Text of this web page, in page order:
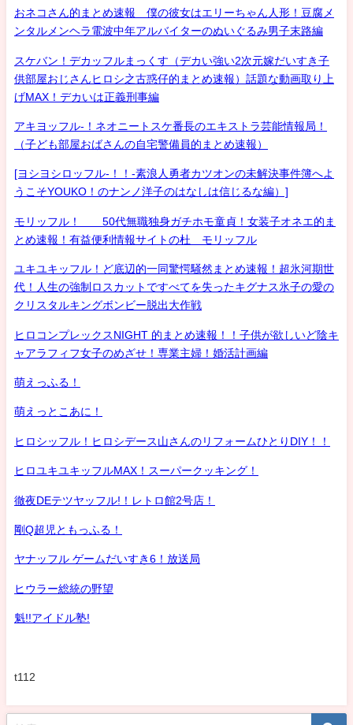
おネコさん的まとめ速報 僕の彼女はエリーちゃん人形！豆腐メ
ンタルメンヘラ電波中年アルバイターのぬいぐるみ男子末路編
スケバン！デカッフルまっくす（デカい強い2次元嫁だいすき子
供部屋おじさんヒロシ之古惑仔的まとめ速報）話題な動画取り上
げMAX！デカいは正義刑事編
アキヨッフル-！ネオニートスケ番長のエキストラ芸能情報局！
（子ども部屋おばさんの自宅警備員的まとめ速報）
[ヨシヨシロッフル-！！-素浪人勇者カツオンの未解決事件簿へよ
うこそYOUKO！のナンノ洋子のはなしは信じるな編）]
モリッフル！ 50代無職独身ガチホモ童貞！女装子オネエ的ま
とめ速報！有益便利情報サイトの杜 モリッフル
ユキユキッフル！ど底辺的一同驚愕騒然まとめ速報！超氷河期世
代！人生の強制ロスカットですべてを失ったキグナス氷子の愛の
クリスタルキングボンビー脱出大作戦
ヒロコンプレックスNIGHT 的まとめ速報！！子供が欲しいど陰キ
ャアラフィフ女子のめざせ！専業主婦！婚活計画編
萌えっふる！
萌えっとこあに！
ヒロシッフル！ヒロシデース山さんのリフォームひとりDIY！！
ヒロユキユキッフルMAX！スーパークッキング！
徹夜DEテツヤッフル!！レトロ館2号店！
剛Q超児ともっふる！
ヤナッフル ゲームだいすき6！放送局
ヒウラー総統の野望
魁!!アイドル塾!
t112